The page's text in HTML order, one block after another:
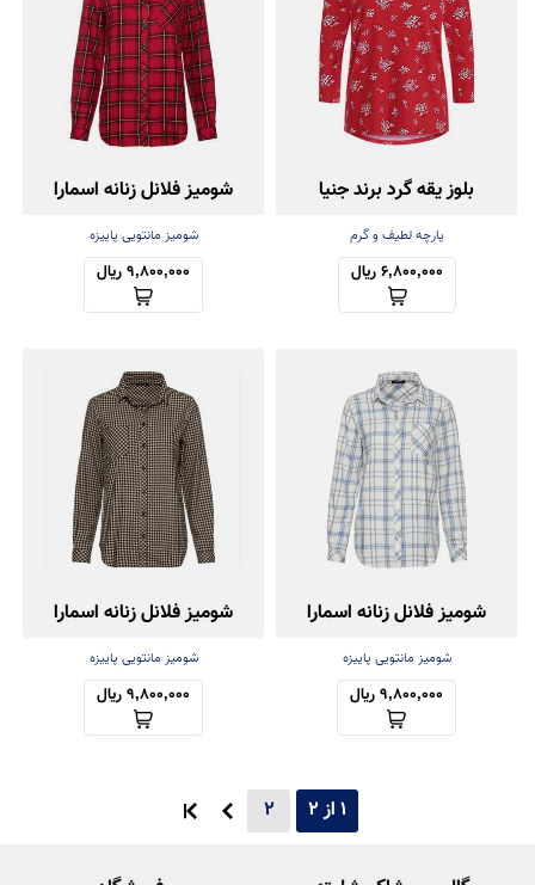
بلوز یقه گرد برند جنیا
پارچه لطیف و گرم
6,800,000 ریال
شومیز فلانل زنانه اسمارا
شومیز مانتویی پاییزه
9,800,000 ریال
شومیز فلانل زنانه اسمارا
شومیز مانتویی پاییزه
9,800,000 ریال
شومیز فلانل زنانه اسمارا
شومیز مانتویی پاییزه
9,800,000 ریال
1 از 2 2